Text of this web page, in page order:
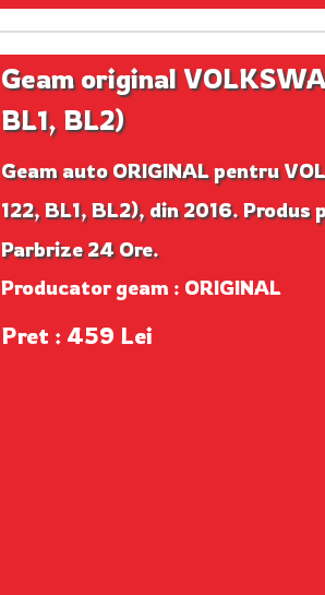
Geam original
BL1, BL2)
Geam auto ORIGINAL pentru
122, BL1, BL2), din 2016. Produs
Parbrize 24 Ore.
Producator geam : ORIGINAL
Pret : 459 Lei